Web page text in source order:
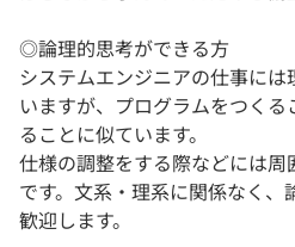
◎論理的思考ができる方
システムエンジニアの仕事に
いますが、プログラムをつく
ることに似ています。
仕様の調整をする際などには
です。文系・理系に関係なく
歓迎します。